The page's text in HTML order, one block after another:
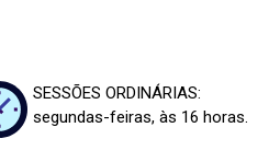
SESSÕES ORDINÁRIAS:
segundas-feiras, às 16 horas.